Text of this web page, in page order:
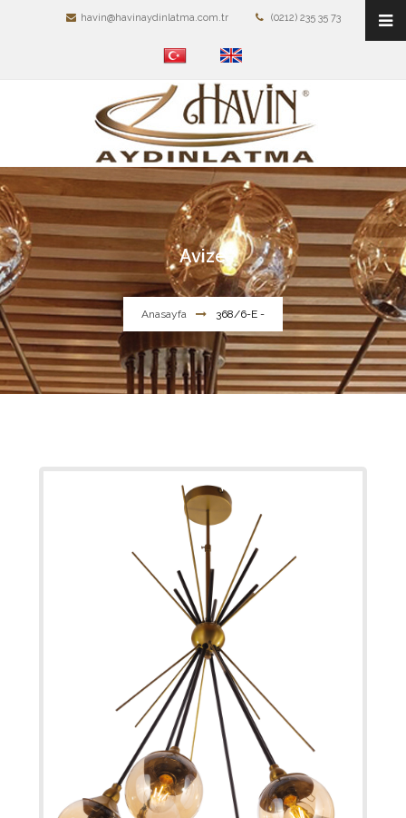
havin@havinaydinlatma.com.tr (0212) 235 35 73
Avize
Anasayfa 368/6-E -